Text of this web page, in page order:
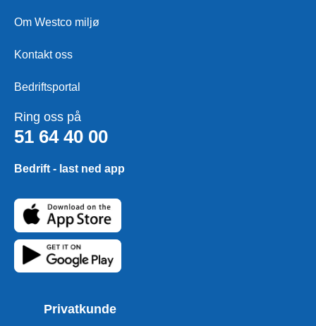
Om Westco miljø
Kontakt oss
Bedriftsportal
Ring oss på
51 64 40 00
Bedrift - last ned app
Privatkunde